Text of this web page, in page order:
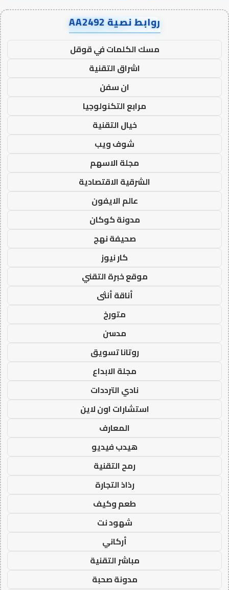
روابط نصية AA2492
مسك الكلمات في قوقل
اشراق التقنية
ان سفن
مرابع التكنولوجيا
خيال التقنية
شوف ويب
مجلة الاسهم
الشرقية الاقتصادية
عالم الايفون
مدونة كوكان
صحيفة نهج
كار نيوز
موقع خبرة التقني
أناقة أنثى
متورخ
مدسن
روتانا تسويق
مجلة الابداع
نادي الترددات
استشارات اون لاين
المعارف
هيدب فيديو
رمح التقنية
رذاذ التجارة
طعم وكيف
شهود نت
أركاني
مباشر التقنية
مدونة صحبة